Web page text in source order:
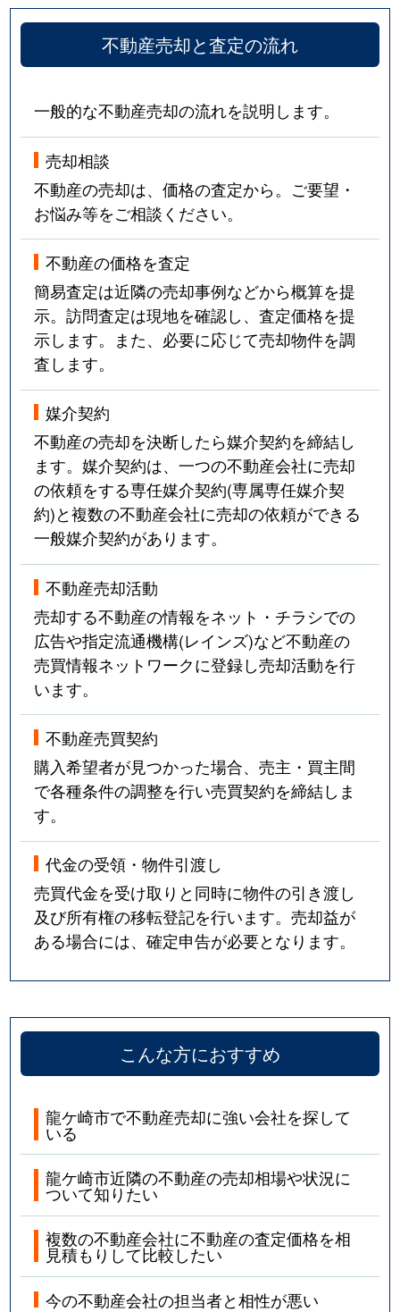
不動産売却と査定の流れ
一般的な不動産売却の流れを説明します。
売却相談
不動産の売却は、価格の査定から。ご要望・
お悩み等をご相談ください。
不動産の価格を査定
簡易査定は近隣の売却事例などから概算を提
示。訪問査定は現地を確認し、査定価格を提
示します。また、必要に応じて売却物件を調
査します。
媒介契約
不動産の売却を決断したら媒介契約を締結し
ます。媒介契約は、一つの不動産会社に売却
の依頼をする専任媒介契約(専属専任媒介契
約)と複数の不動産会社に売却の依頼ができる
一般媒介契約があります。
不動産売却活動
売却する不動産の情報をネット・チラシでの
広告や指定流通機構(レインズ)など不動産の
売買情報ネットワークに登録し売却活動を行
います。
不動産売買契約
購入希望者が見つかった場合、売主・買主間
で各種条件の調整を行い売買契約を締結しま
す。
代金の受領・物件引渡し
売買代金を受け取りと同時に物件の引き渡し
及び所有権の移転登記を行います。売却益が
ある場合には、確定申告が必要となります。
こんな方におすすめ
龍ケ崎市で不動産売却に強い会社を探して
いる
龍ケ崎市近隣の不動産の売却相場や状況に
ついて知りたい
複数の不動産会社に不動産の査定価格を相
見積もりして比較したい
今の不動産会社の担当者と相性が悪い